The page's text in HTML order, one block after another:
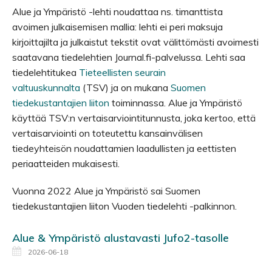
Alue ja Ympäristö -lehti noudattaa ns. timanttista
avoimen julkaisemisen mallia: lehti ei peri maksuja
kirjoittajilta ja julkaistut tekstit ovat välittömästi avoimesti
saatavana tiedelehtien Journal.fi-palvelussa. Lehti saa
tiedelehtitukea Tieteellisten seurain
valtuuskunnalta (TSV) ja on mukana Suomen
tiedekustantajien liiton toiminnassa. Alue ja Ympäristö
käyttää TSV:n vertaisarviointitunnusta, joka kertoo, että
vertaisarviointi on toteutettu kansainvälisen
tiedeyhteisön noudattamien laadullisten ja eettisten
periaatteiden mukaisesti.
Vuonna 2022 Alue ja Ympäristö sai Suomen
tiedekustantajien liiton Vuoden tiedelehti -palkinnon.
Alue & Ympäristö alustavasti Jufo2-tasolle
2026-06-18